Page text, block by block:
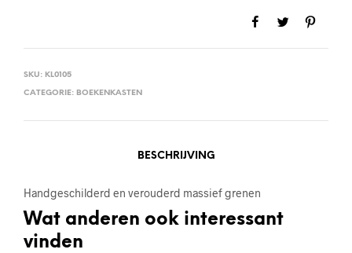
SKU: KL0105
CATEGORIE: BOEKENKASTEN
BESCHRIJVING
Handgeschilderd en verouderd massief grenen
Wat anderen ook interessant
vinden